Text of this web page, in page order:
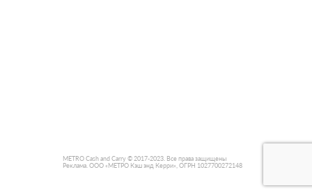
METRO Cash and Carry © 2017-2023. Все права защищены
Реклама. ООО «МЕТРО Кэш энд Керри», ОГРН 1027700272148